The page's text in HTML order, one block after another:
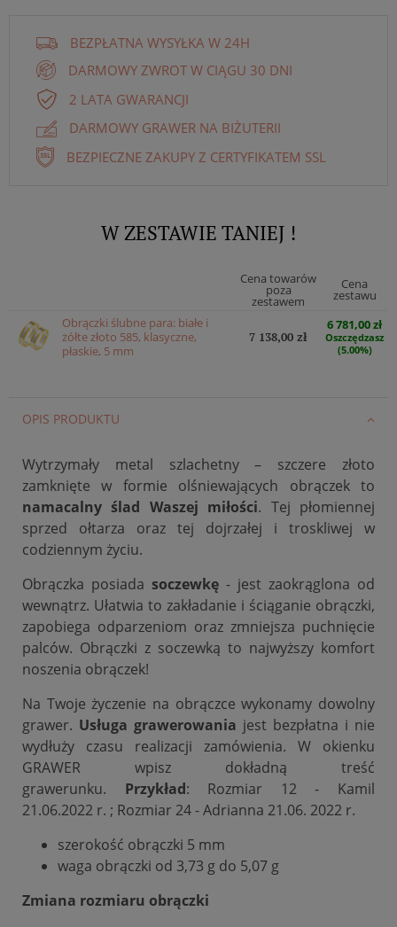
BEZPŁATNA WYSYŁKA W 24H
DARMOWY ZWROT W CIĄGU 30 DNI
2 LATA GWARANCJI
DARMOWY GRAWER NA BIŻUTERII
BEZPIECZNE ZAKUPY Z CERTYFIKATEM SSL
W ZESTAWIE TANIEJ !
Cena towarów
poza
zestawem
Cena
zestawu
Obrączki ślubne para: białe i
żółte złoto 585, klasyczne,
płaskie, 5 mm
7 138,00 zł
6 781,00 zł
Oszczędzasz
(5.00%)
OPIS PRODUKTU
Wytrzymały metal szlachetny – szczere złoto
zamknięte w formie olśniewających obrączek to
namacalny ślad Waszej miłości. Tej płomiennej
sprzed ołtarza oraz tej dojrzałej i troskliwej w
codziennym życiu.
Obrączka posiada soczewkę - jest zaokrąglona od
wewnątrz. Ułatwia to zakładanie i ściąganie obrączki,
zapobiega odparzeniom oraz zmniejsza puchnięcie
palców. Obrączki z soczewką to najwyższy komfort
noszenia obrączek!
Na Twoje życzenie na obrączce wykonamy dowolny
grawer. Usługa grawerowania jest bezpłatna i nie
wydłuży czasu realizacji zamówienia. W okienku
GRAWER wpisz dokładną treść
grawerunku.
Przykład: Rozmiar 12 - Kamil
21.06.2022 r. ; Rozmiar 24 - Adrianna 21.06. 2022 r.
szerokość obrączki 5 mm
waga obrączki od 3,73 g do 5,07 g
Zmiana rozmiaru obrączki